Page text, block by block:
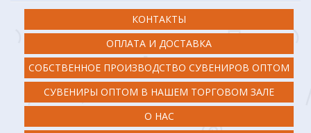
КОНТАКТЫ
ОПЛАТА И ДОСТАВКА
СОБСТВЕННОЕ ПРОИЗВОДСТВО СУВЕНИРОВ ОПТОМ
СУВЕНИРЫ ОПТОМ В НАШЕМ ТОРГОВОМ ЗАЛЕ
О НАС